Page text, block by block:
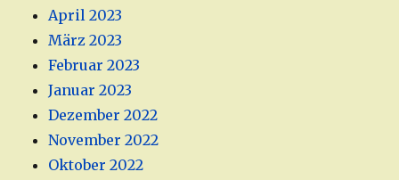
April 2023
März 2023
Februar 2023
Januar 2023
Dezember 2022
November 2022
Oktober 2022